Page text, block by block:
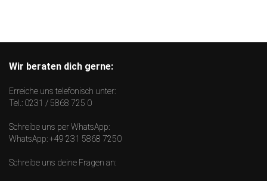
Wir beraten dich gerne:
Erreiche uns telefonisch unter:
Tel.: 0231 / 5868 725 0
Schreibe uns per WhatsApp:
WhatsApp:+49 231 5868 7250
Schreibe uns deine Fragen an: